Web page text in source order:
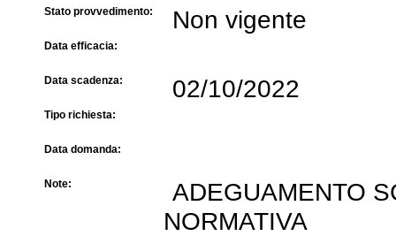
Stato provvedimento: Non vigente
Data efficacia:
Data scadenza: 02/10/2022
Tipo richiesta:
Data domanda:
Note:
ADEGUAMENTO
NORMATIVA